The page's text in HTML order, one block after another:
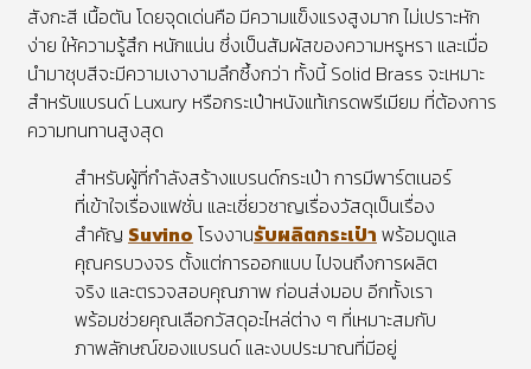
สังกะสี เนื้อตัน โดยจุดเด่นคือ มีความแข็งแรงสูงมาก ไม่เปราะหัก
ง่าย ให้ความรู้สึก หนักแน่น ซึ่งเป็นสัมผัสของความหรูหรา และเมื่อ
นำมาชุบสีจะมีความเงางามลึกซึ้งกว่า ทั้งนี้ Solid Brass จะเหมาะ
สำหรับแบรนด์ Luxury หรือกระเป๋าหนังแท้เกรดพรีเมียม ที่ต้องการ
ความทนทานสูงสุด
สำหรับผู้ที่กำลังสร้างแบรนด์กระเป๋า การมีพาร์ตเนอร์
ที่เข้าใจเรื่องแฟชั่น และเชี่ยวชาญเรื่องวัสดุเป็นเรื่อง
สำคัญ Suvino โรงงานรับผลิตกระเป๋า พร้อมดูแล
คุณครบวงจร ตั้งแต่การออกแบบ ไปจนถึงการผลิต
จริง และตรวจสอบคุณภาพ ก่อนส่งมอบ อีกทั้งเรา
พร้อมช่วยคุณเลือกวัสดุอะไหล่ต่าง ๆ ที่เหมาะสมกับ
ภาพลักษณ์ของแบรนด์ และงบประมาณที่มีอยู่